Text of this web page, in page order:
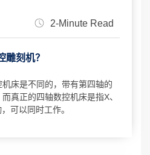
2-Minute Read
雕刻机？
床是不同的，带有第四轴的
真正的四轴数控机床是指X、
可以同时工作。